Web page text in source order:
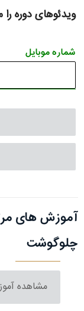
ویدئوهای دوره
شماره موبایل
آموزش های
چلوگوشت
مشاهده